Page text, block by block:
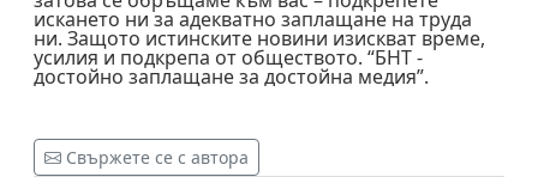
искането ни за адекватно заплащане на труда
ни. Защото истинските новини изискват време,
усилия и подкрепа от обществото. “БНТ -
достойно заплащане за достойна медия”.
Свържете се с автора